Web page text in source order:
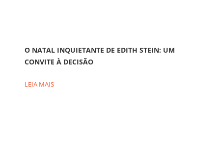
O NATAL INQUIETANTE DE EDITH STEIN: UM
CONVITE À DECISÃO
LEIA MAIS